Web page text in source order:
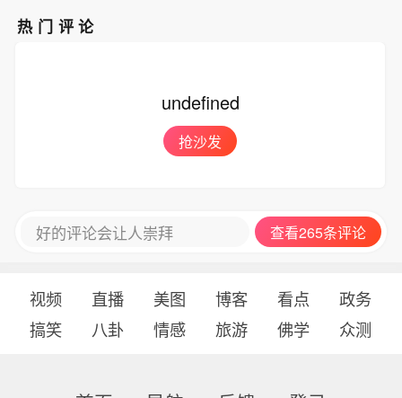
热门评论
undefined
抢沙发
好的评论会让人崇拜 查看265条评论
视频 直播 美图 博客 看点
政务
搞笑
八卦 情感 旅游 佛学 众测